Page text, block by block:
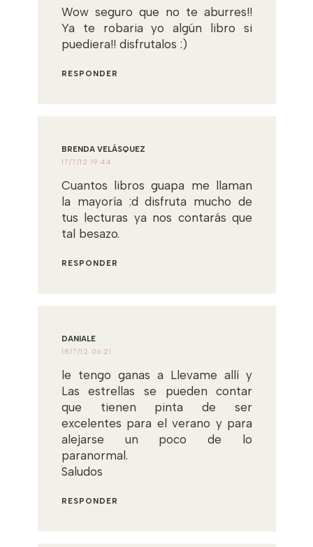
Wow seguro que no te aburres!!
Ya te robaria yo algún libro si
puediera!! disfrutalos :)
RESPONDER
BRENDA VELÁSQUEZ
17/7/12 19:44
Cuantos libros guapa me llaman
la mayoría :d disfruta mucho de
tus lecturas ya nos contarás que
tal besazo.
RESPONDER
DANIALE
18/7/12 06:21
le tengo ganas a Llevame allí y
Las estrellas se pueden contar
que tienen pinta de ser
excelentes para el verano y para
alejarse un poco de lo
paranormal.
Saludos
RESPONDER